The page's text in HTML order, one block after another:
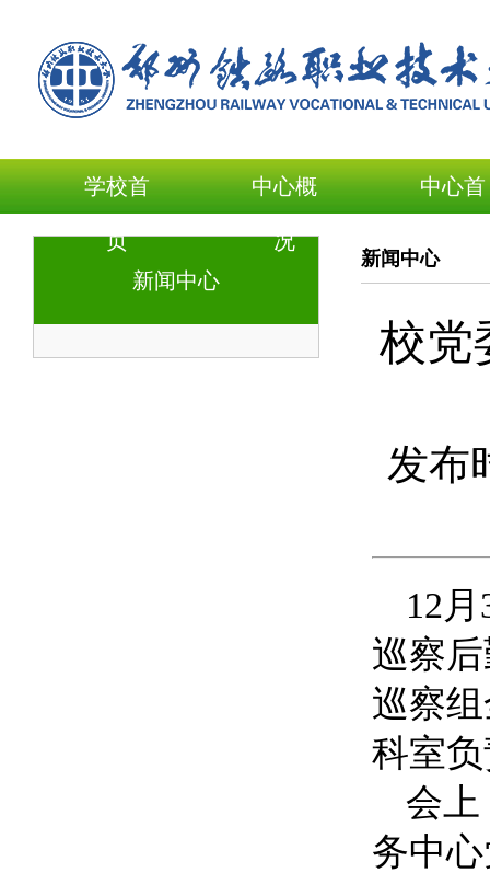
学校首
页
中心概
况
中心首
新闻中心
新闻中心
校党
发布
12月
巡察
巡察
科室
会上
务中